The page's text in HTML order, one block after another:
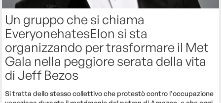
Un gruppo che si chiama
EveryonehatesElon si sta
organizzando per trasformare il Met
Gala nella peggiore serata della vita
di Jeff Bezos
Si tratta dello stesso collettivo che protestò contro l'occupazione